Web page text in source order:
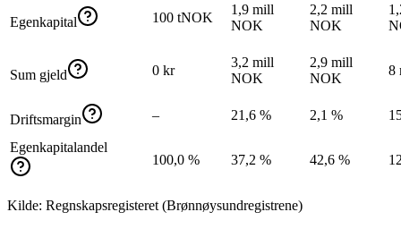
Egenkapital 100 tNOK
1,9 mill
NOK
2,2 mill
NOK
Sum gjeld 0 kr
3,2 mill
NOK
2,9 mill
NOK
8
Driftsmargin – 21,6 % 2,1 %
Egenkapitalandel
100,0 %
37,2 % 42,6 %
Kilde: Regnskapsregisteret (Brønnøysundregistrene)